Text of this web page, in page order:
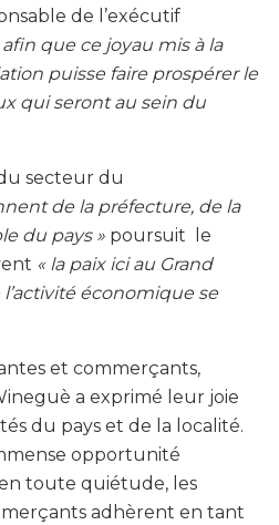
de l’exécutif
afin que ce joyau mis à la
puisse faire prospérer le
qui seront au sein du
secteur du
de la préfecture, de la
du pays » poursuit le
« la paix ici au Grand
économique se
et commerçants,
a exprimé leur joie
du pays et de la localité.
opportunité
toute quiétude, les
adhèrent en tant